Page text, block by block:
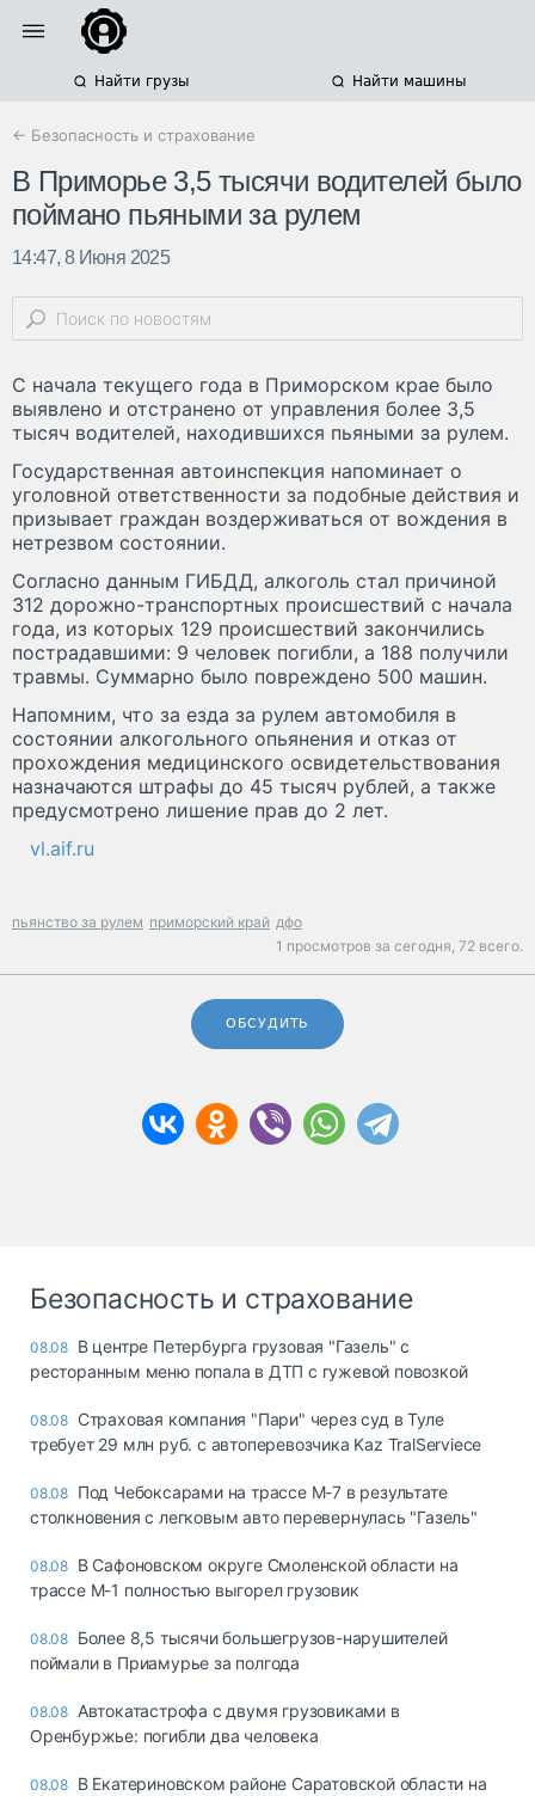
Найти грузы Найти машины
← Безопасность и страхование
В Приморье 3,5 тысячи водителей было
поймано пьяными за рулем
14:47, 8 Июня 2025
С начала текущего года в Приморском крае было
выявлено и отстранено от управления более 3,5
тысяч водителей, находившихся пьяными за рулем.
Государственная автоинспекция напоминает о
уголовной ответственности за подобные действия и
призывает граждан воздерживаться от вождения в
нетрезвом состоянии.
Согласно данным ГИБДД, алкоголь стал причиной
312 дорожно-транспортных происшествий с начала
года, из которых 129 происшествий закончились
пострадавшими: 9 человек погибли, а 188 получили
травмы. Суммарно было повреждено 500 машин.
Напомним, что за езда за рулем автомобиля в
состоянии алкогольного опьянения и отказ от
прохождения медицинского освидетельствования
назначаются штрафы до 45 тысяч рублей, а также
предусмотрено лишение прав до 2 лет.
vl.aif.ru
пьянство за рулем приморский край дфо
1 просмотров за сегодня, 72 всего.
ОБСУДИТЬ
Безопасность и страхование
08.08 В центре Петербурга грузовая "Газель" с
ресторанным меню попала в ДТП с гужевой повозкой
08.08 Страховая компания "Пари" через суд в Туле
требует 29 млн руб. с автоперевозчика Kaz TralServiece
08.08 Под Чебоксарами на трассе М-7 в результате
столкновения с легковым авто перевернулась "Газель"
08.08 В Сафоновском округе Смоленской области на
трассе М-1 полностью выгорел грузовик
08.08 Более 8,5 тысячи большегрузов-нарушителей
поймали в Приамурье за полгода
08.08 Автокатастрофа с двумя грузовиками в
Оренбуржье: погибли два человека
08.08 В Екатериновском районе Саратовской области на